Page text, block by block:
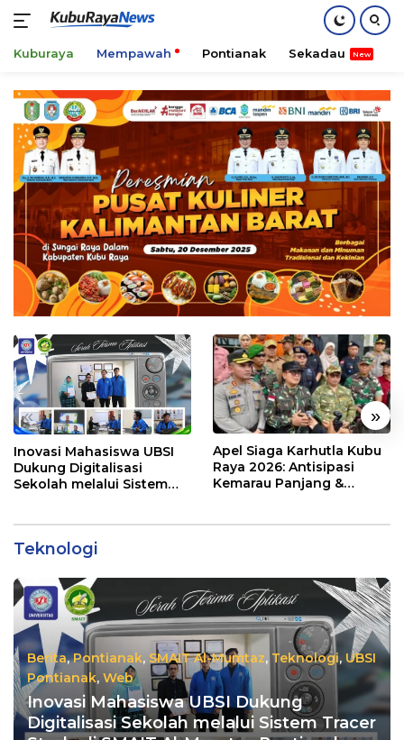
content
Kuburaya Mempawah Pontianak Sekadau
« »
Inovasi Mahasiswa UBSI
Dukung Digitalisasi
Sekolah melalui Sistem
Apel Siaga Karhutla Kubu
Raya 2026: Antisipasi
Kemarau Panjang &
Teknologi
Berita,Pontianak, SMAIT Al-Mumtaz, Teknologi, UBSI
Pontianak, Web
Inovasi Mahasiswa UBSI Dukung
Digitalisasi Sekolah melalui Sistem Tracer